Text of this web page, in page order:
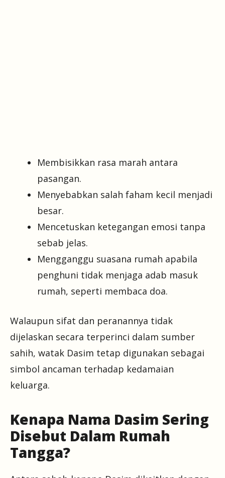
Membisikkan rasa marah antara
pasangan.
Menyebabkan salah faham kecil menjadi
besar.
Mencetuskan ketegangan emosi tanpa
sebab jelas.
Mengganggu suasana rumah apabila
penghuni tidak menjaga adab masuk
rumah, seperti membaca doa.
Walaupun sifat dan peranannya tidak
dijelaskan secara terperinci dalam sumber
sahih, watak Dasim tetap digunakan sebagai
simbol ancaman terhadap kedamaian
keluarga.
Kenapa Nama Dasim Sering
Disebut Dalam Rumah
Tangga?